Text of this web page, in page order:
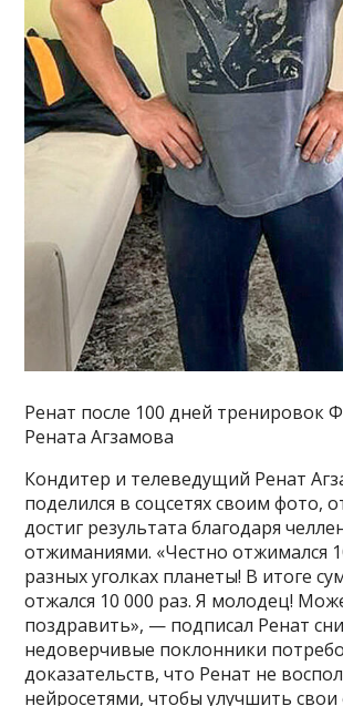
Ренат после 100 дней тренировок
Рената Агзамова
Кондитер и телеведущий Ренат
поделился в соцсетях своим фото,
достиг результата благодаря
отжиманиями. «Честно отжимался
разных уголках планеты! В итоге
отжался 10 000 раз. Я молодец!
поздравить», — подписал Ренат
недоверчивые поклонники
доказательств, что Ренат не
нейросетями, чтобы улучшить